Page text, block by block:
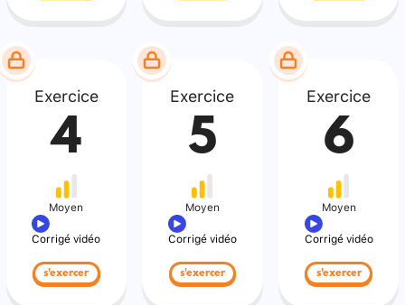
Exercice
4
Moyen
Corrigé vidéo
s'exercer
Exercice
5
Moyen
Corrigé vidéo
s'exercer
Exercice
6
Moyen
Corrigé vidéo
s'exercer